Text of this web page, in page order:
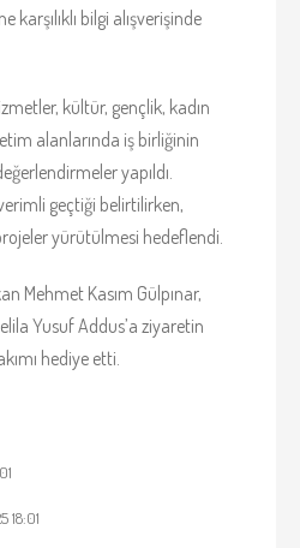
karşılıklı bilgi alışverişinde
kültür, gençlik, kadın
alanlarında iş birliğinin
yapıldı.
geçtiği belirtilirken,
yürütülmesi hedeflendi.
Mehmet Kasım Gülpınar,
Yusuf Addus’a ziyaretin
hediye etti.
18:01